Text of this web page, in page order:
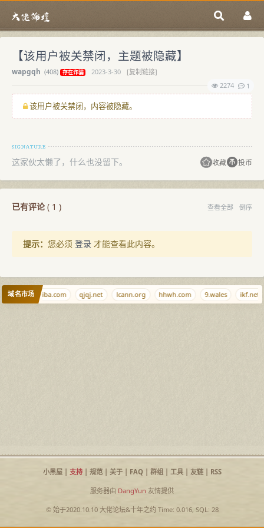
【该用户被关禁闭，主题被隐藏】
wapgqh (408) 存在诈骗 2023-3-30
[复制链接]
2274
1
该用户被关禁闭，内容被隐藏。
这家伙太懒了，什么也没留下。 收藏 投币
已有评论( 1 ) 查看全部 倒序
提示： 您必须 登录 才能查看此内容。
域名市场xiaojiba.com qjqj.net lcann.org hhwh.com 9.wales ikf.net
小黑屋| 支持| 规范| 关于| FAQ| 群组| 工具| 友链| RSS
服务器由 DangYun 友情提供
© 始于2020.10.10 大佬论坛&十年之约Time: 0.016, SQL: 28